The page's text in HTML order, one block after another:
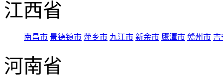
江西省
南昌市 景德镇市 萍乡市 九江市 新余市 鹰潭市 赣州市 吉
河南省